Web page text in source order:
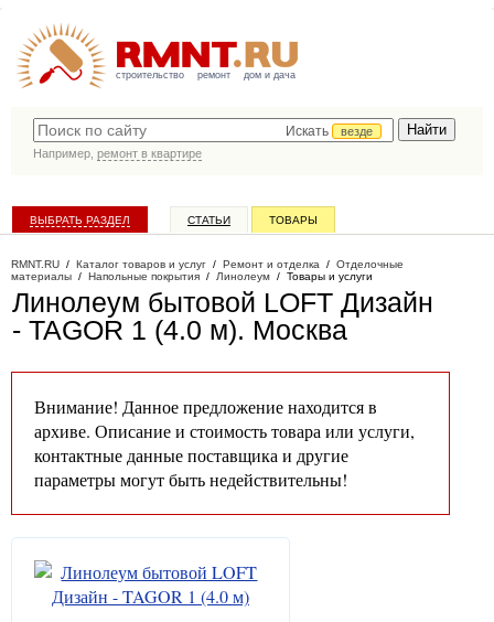
строительство ремонт дом и дача
Искать
везде
Например, ремонт в квартире
ВЫБРАТЬ РАЗДЕЛ СТАТЬИ ТОВАРЫ
RMNT.RU / Каталог товаров и услуг / Ремонт и отделка / Отделочные
материалы / Напольные покрытия / Линолеум / Товары и услуги
Линолеум бытовой LOFT Дизайн
- TAGOR 1 (4.0 м). Москва
Внимание! Данное предложение находится в
архиве. Описание и стоимость товара или услуги,
контактные данные поставщика и другие
параметры могут быть недействительны!